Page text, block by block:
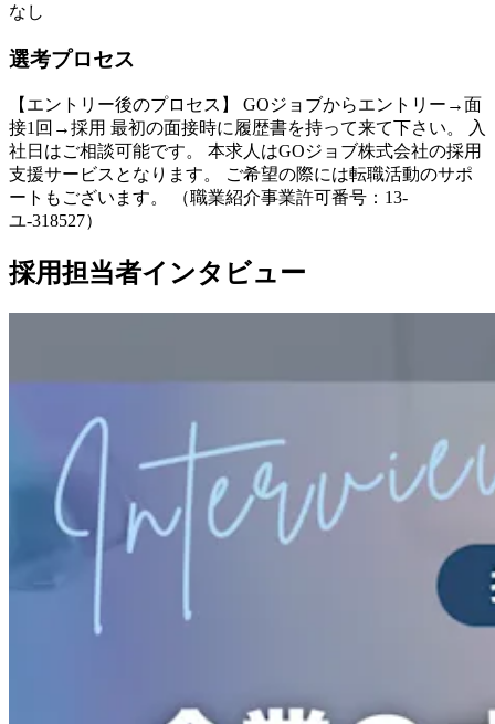
なし
選考プロセス
【エントリー後のプロセス】 GOジョブからエントリー→面
接1回→採用 最初の面接時に履歴書を持って来て下さい。 入
社日はご相談可能です。 本求人はGOジョブ株式会社の採用
支援サービスとなります。 ご希望の際には転職活動のサポ
ートもございます。 （職業紹介事業許可番号：13-
ユ-318527）
採用担当者インタビュー